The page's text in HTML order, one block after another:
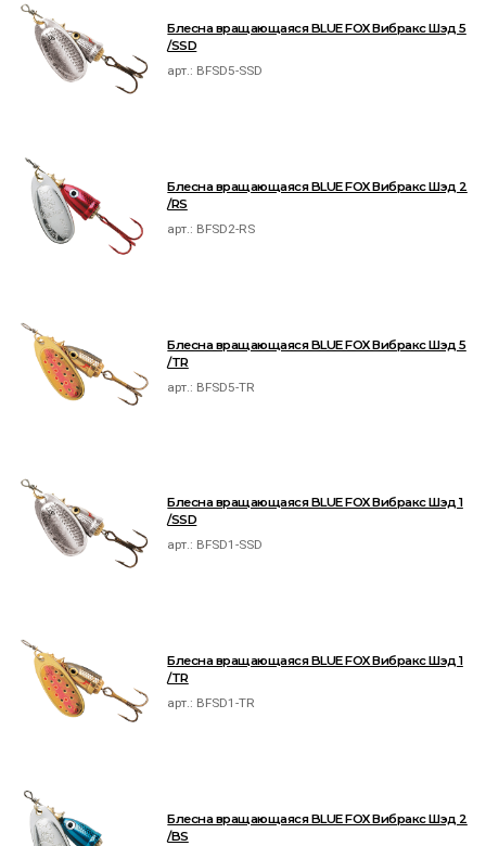
Блесна вращающаяся BLUE FOX Вибракс Шэд 5
/SSD
арт.: BFSD5-SSD
Блесна вращающаяся BLUE FOX Вибракс Шэд 2
/RS
арт.: BFSD2-RS
Блесна вращающаяся BLUE FOX Вибракс Шэд 5
/TR
арт.: BFSD5-TR
Блесна вращающаяся BLUE FOX Вибракс Шэд 1
/SSD
арт.: BFSD1-SSD
Блесна вращающаяся BLUE FOX Вибракс Шэд 1
/TR
арт.: BFSD1-TR
Блесна вращающаяся BLUE FOX Вибракс Шэд 2
/BS